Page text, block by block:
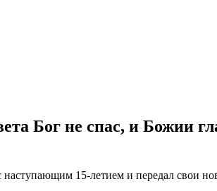
Бог не спас, и Божии
наступающим 15-летием и передал свои